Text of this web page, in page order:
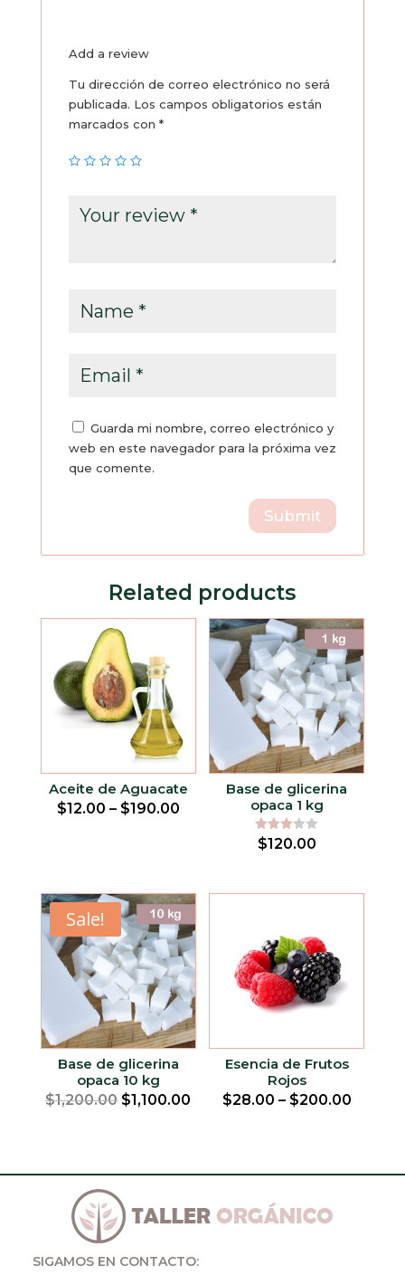
Add a review
Tu dirección de correo electrónico no será
publicada. Los campos obligatorios están
marcados con *
Guarda mi nombre, correo electrónico y
web en este navegador para la próxima vez
que comente.
Related products
Aceite de Aguacate
$12.00 – $190.00
Base de glicerina
opaca 1 kg
Rated
3.00
$120.00
Sale!
Base de glicerina
opaca 10 kg
$1,200.00 Original
$1,100.00 Current
Esencia de Frutos
Rojos
$28.00 – $200.00
SIGAMOS EN CONTACTO: